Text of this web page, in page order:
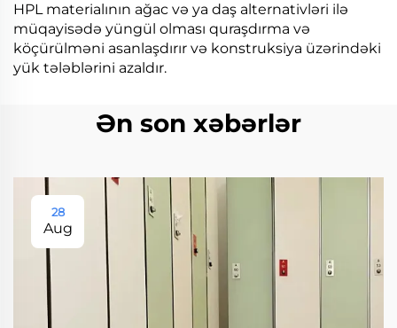
HPL materialının ağac və ya daş alternativləri ilə
müqayisədə yüngül olması quraşdırma və
köçürülməni asanlaşdırır və konstruksiya üzərindəki
yük tələblərini azaldır.
Ən son xəbərlər
28
Aug